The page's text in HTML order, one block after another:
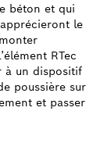
béton et qui
le
RTec
à un dispositif
poussière sur
et passer